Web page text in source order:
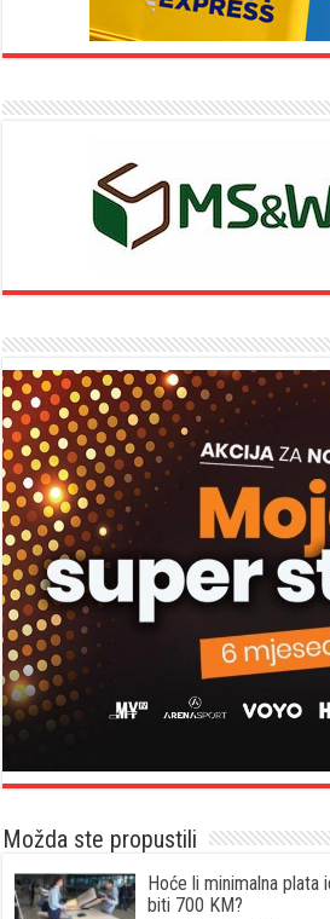
Možda ste propustili
Hoće li minimalna
biti 700 KM?